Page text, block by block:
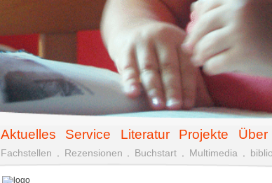
Aktuelles Service Literatur Projekte Über
Fachstellen Rezensionen Buchstart Multimedia